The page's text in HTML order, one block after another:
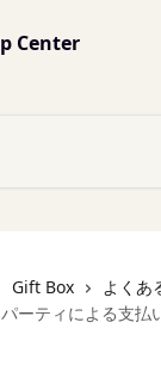
Gift Box
よくあ
ーティによる支払